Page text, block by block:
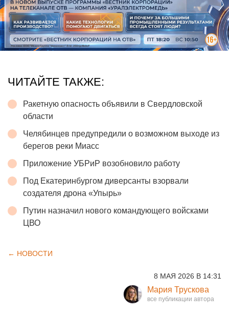
ЧИТАЙТЕ ТАКЖЕ:
Ракетную опасность объявили в Свердловской
области
Челябинцев предупредили о возможном выходе из
берегов реки Миасс
Приложение УБРиР возобновило работу
Под Екатеринбургом диверсанты взорвали
создателя дрона «Упырь»
Путин назначил нового командующего войсками
ЦВО
← НОВОСТИ
8 МАЯ 2026 В 14:31
Мария Трускова